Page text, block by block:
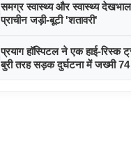
समग्र स्वास्थ्य और स्वास्थ्य
प्राचीन जड़ी-बूटी 'शतावरी'
प्रयाग हॉस्पिटल ने एक हाई-रिस्क
बुरी तरह सड़क दुर्घटना में जख्मी 74